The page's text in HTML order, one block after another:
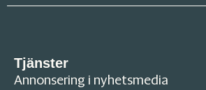
Tjänster
Annonsering i nyhetsmedia